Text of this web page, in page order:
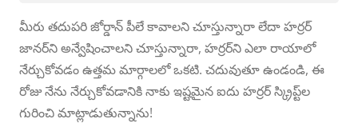
మీరు తదుపరి జోర్డాన్ పీలే కావాలని చూస్తున్నారా లేదా హర్రర్
జానర్‌ని అన్వేషించాలని చూస్తున్నారా, హర్రర్‌ని ఎలా రాయాలో
నేర్చుకోవడం ఉత్తమ మార్గాలలో ఒకటి. చదువుతూ ఉండండి, ఈ
రోజు నేను నేర్చుకోవడానికి నాకు ఇష్టమైన ఐదు హర్రర్ స్క్రిప్ట్‌ల
గురించి మాట్లాడుతున్నాను!